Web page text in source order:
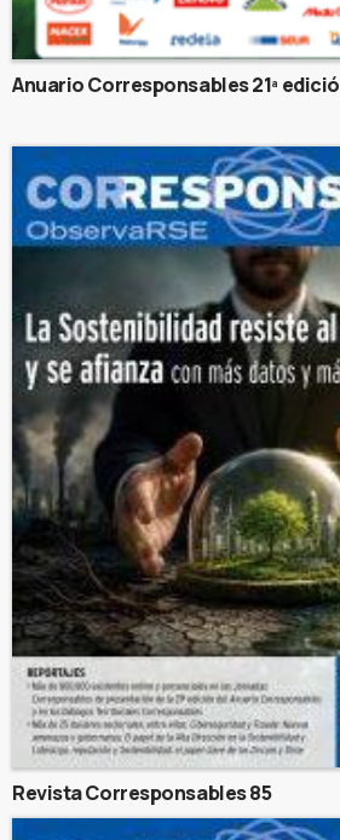
Anuario Corresponsables 21ª
Revista Corresponsables 85